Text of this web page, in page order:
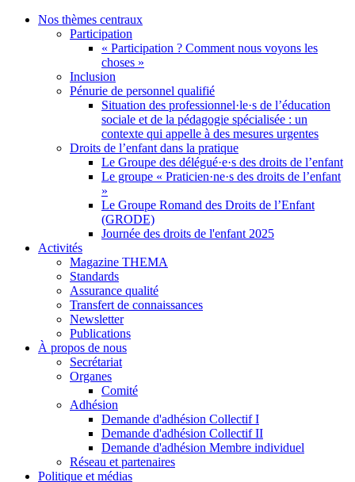
Nos thèmes centraux
Participation
« Participation ? Comment nous voyons les
choses »
Inclusion
Pénurie de personnel qualifié
Situation des professionnel·le·s de l’éducation
sociale et de la pédagogie spécialisée : un
contexte qui appelle à des mesures urgentes
Droits de l’enfant dans la pratique
Le Groupe des délégué·e·s des droits de l’enfant
Le groupe « Praticien·ne·s des droits de l’enfant
»
Le Groupe Romand des Droits de l’Enfant
(GRODE)
Journée des droits de l'enfant 2025
Activités
Magazine THEMA
Standards
Assurance qualité
Transfert de connaissances
Newsletter
Publications
À propos de nous
Secrétariat
Organes
Comité
Adhésion
Demande d'adhésion Collectif I
Demande d'adhésion Collectif II
Demande d'adhésion Membre individuel
Réseau et partenaires
Politique et médias